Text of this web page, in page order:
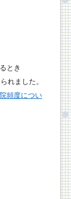
とき
れました。
頻度につい